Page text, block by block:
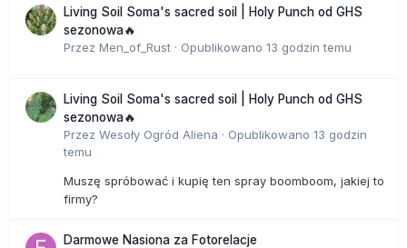
Living Soil Soma's sacred soil | Holy Punch od GHS
sezonowa🔥
Przez Men_of_Rust · Opublikowano 13 godzin temu
Living Soil Soma's sacred soil | Holy Punch od GHS
sezonowa🔥
Przez Wesoły Ogród Aliena · Opublikowano 13 godzin
temu
Muszę spróbować i kupię ten spray boomboom, jakiej to
firmy?
Darmowe Nasiona za Fotorelacje